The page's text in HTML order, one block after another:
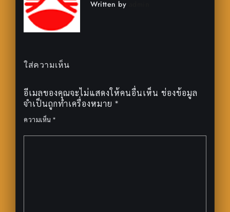
Written by
ใส่ความเห็น
อีเมลของคุณจะไม่แสดงให้คนอื่นเห็น ช่องข้อมูล
จำเป็นถูกทำเครื่องหมาย *
ความเห็น *